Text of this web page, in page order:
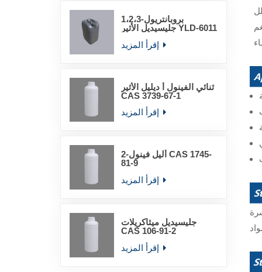
1،2،3-بروبانتريول
جليسيديل الأثير YLD-6011
ثنائي الفينول أ ديليل الأثير
CAS 3739-67-1
2-أليل فينول CAS 1745-
81-9
جليسيديل ميثاكريلات
CAS 106-91-2